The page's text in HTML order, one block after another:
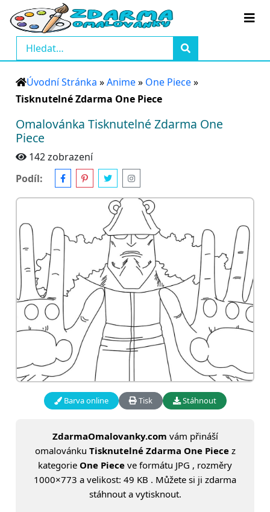
Úvodní Stránka »Anime» One Piece»
Tisknutelné Zdarma One Piece
Omalovánka Tisknutelné Zdarma One
Piece
142 zobrazení
Podíl:
Barva online Tisk Stáhnout
ZdarmaOmalovanky.com vám přináší
omalovánku Tisknutelné Zdarma One Piecez
kategorie One Piece ve formátu JPG , rozměry
1000×773 a velikost: 49 KB . Můžete si ji zdarma
stáhnout a vytisknout.